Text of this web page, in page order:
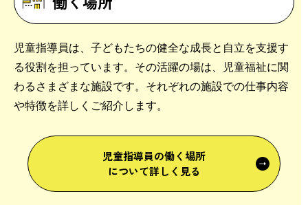
児童指導員は、子どもたちの健全な成長と自立を支援す
る役割を担っています。その活躍の場は、児童福祉に関
わるさまざまな施設です。それぞれの施設での仕事内容
や特徴を詳しくご紹介します。
児童指導員の働く場所
について詳しく見る